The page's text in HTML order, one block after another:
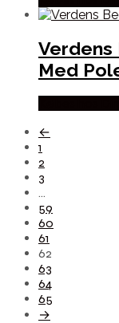
Verdens
Med
←
1
2
3
…
59
60
61
62
63
64
65
→